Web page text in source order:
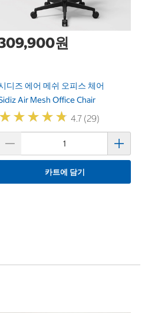
원
디즈 에어 메쉬 오피스 체어
Air Mesh Office Chair
★★★★★
★★★★★ 4.7 (29)
카트에 담기